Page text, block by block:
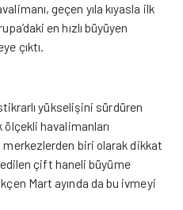
geçen yıla kıyasla ilk
en hızlı büyüyen
çıktı.
yükselişini sürdüren
havalimanları
merkezlerden biri olarak dikkat
çift haneli büyüme
Mart ayında da bu ivmeyi